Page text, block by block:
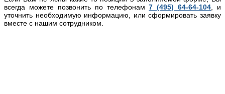
всегда можете позвонить по телефонам7 (495) 64-64-104, и
уточнить необходимую информацию, или сформировать заявку
вместе с нашим сотрудником.